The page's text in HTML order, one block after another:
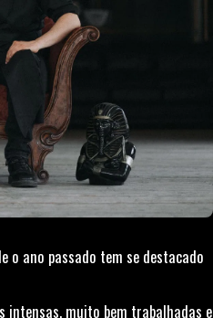
o ano passado tem se destacado
intensas, muito bem trabalhadas e